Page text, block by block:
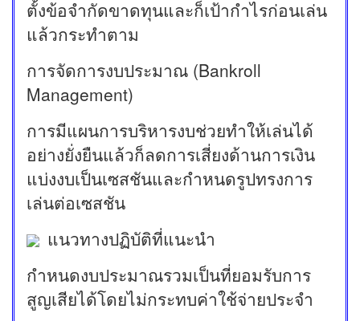
ตั้งข้อจำกัดขาดทุนและก็เป้ากำไรก่อนเล่น
แล้วกระทำตาม
การจัดการงบประมาณ (Bankroll
Management)
การมีแผนการบริหารงบช่วยทำให้เล่นได้
อย่างยั่งยืนแล้วก็ลดการเสี่ยงด้านการเงิน
แบ่งงบเป็นเซสชันและกำหนดรูปทรงการ
เล่นต่อเซสชัน
แนวทางปฏิบัติที่แนะนำ
กำหนดงบประมาณรวมเป็นที่ยอมรับการ
สูญเสียได้โดยไม่กระทบค่าใช้จ่ายประจำ